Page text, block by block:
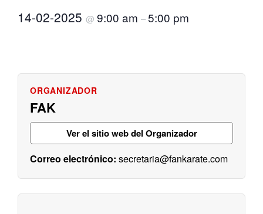
14-02-2025 @ 9:00 am –5:00 pm
FAK
Ver el sitio web del Organizador
secretaria@fankarate.com